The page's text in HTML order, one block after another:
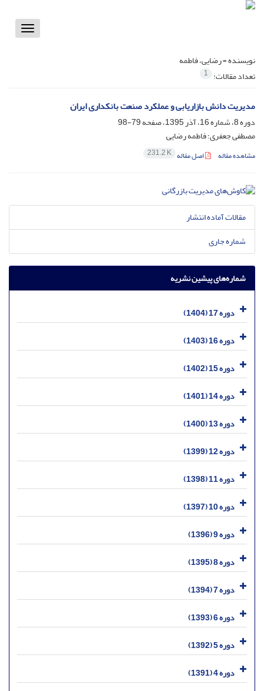
Toggle
نویسنده =رضایی، فاطمه
تعداد مقالات: 1
مدیریت دانش بازاریابی و عملکرد صنعت بانکداری ایران
دوره 8، شماره 16، آذر 1395، صفحه
79-98
مصطفی جعفری؛ فاطمه رضایی
مشاهده مقاله اصل مقاله 231.2 K
مقالات آماده انتشار
شماره جاری
شماره‌های پیشین نشریه
دوره 17 (1404)
دوره 16 (1403)
دوره 15 (1402)
دوره 14 (1401)
دوره 13 (1400)
دوره 12 (1399)
دوره 11 (1398)
دوره 10 (1397)
دوره 9 (1396)
دوره 8 (1395)
دوره 7 (1394)
دوره 6 (1393)
دوره 5 (1392)
دوره 4 (1391)